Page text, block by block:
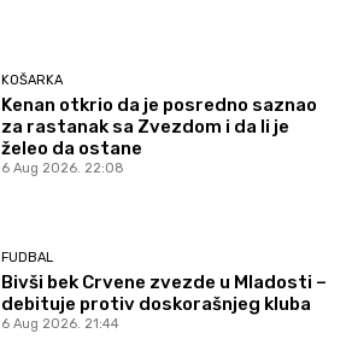
KOŠARKA
Kenan otkrio da je posredno saznao
za rastanak sa Zvezdom i da li je
želeo da ostane
6 Aug 2026. 22:08
FUDBAL
Bivši bek Crvene zvezde u Mladosti –
debituje protiv doskorašnjeg kluba
6 Aug 2026. 21:44